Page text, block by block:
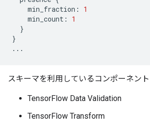
min_fraction :
1
min_count :
1
}
}
...
スキーマを利用しているコンポーネン
TensorFlow Data Validation
TensorFlow Transform